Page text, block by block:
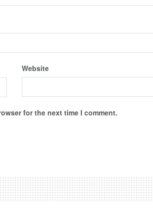
Website
for the next time I comment.